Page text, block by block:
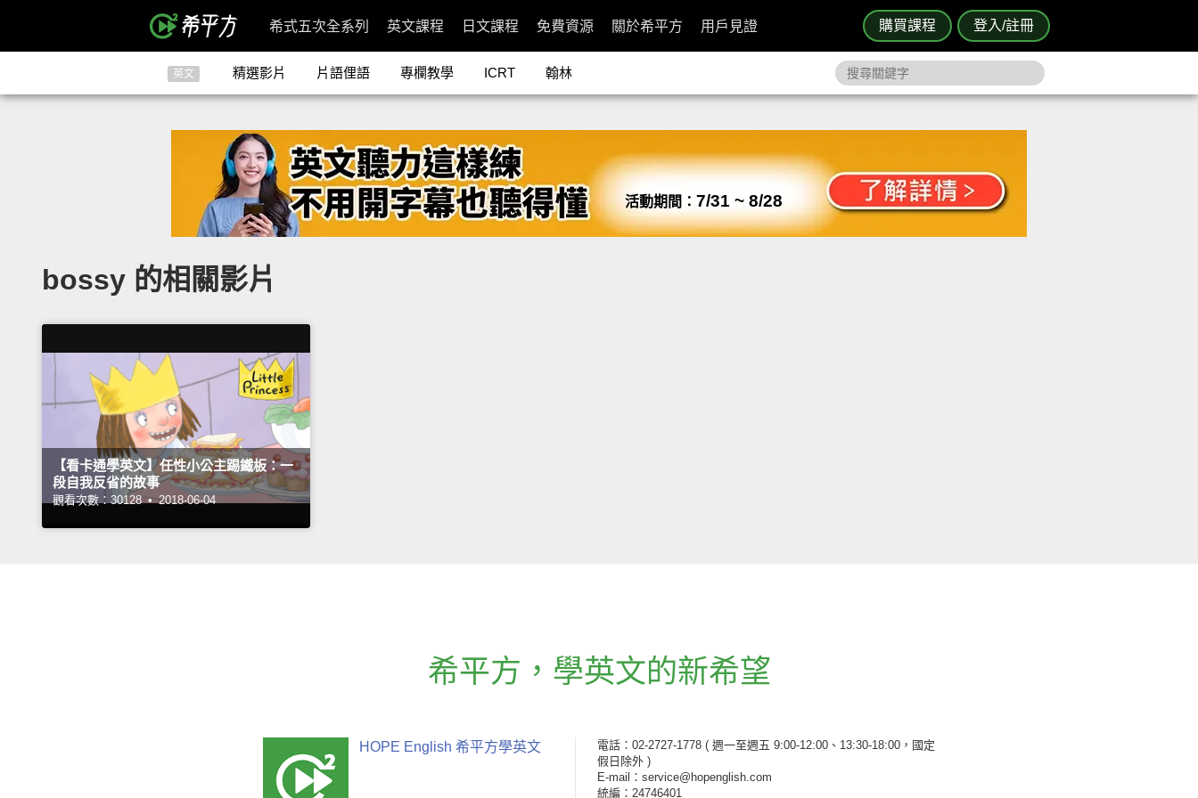
購買課程 登入/註冊
希式五次全系列 英文課程 日文課程 免費資源 關於希平方 用戶見證
英文 精選影片 片語俚語 專欄教學 ICRT 翰林
活動期間： 7/31 ~ 8/28
bossy 的相關影片
【看卡通學英文】任性小公主踢鐵板：一
段自我反省的故事
觀看次數：30128 • 2018-06-04
希平方 ， 學英文的新希望
HOPE English 希平方學英文 電話：02-2727-1778 ( 週一至週五 9:00-12:00、13:30-18:00，國定
假日除外 )
E-mail：service@hopenglish.com
統編：24746401